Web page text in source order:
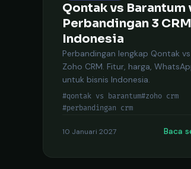
Qontak vs Barantum
Perbandingan 3
Indonesia
Perbandingan lengkap Qontak
Zoho CRM. Fitur, harga,
untuk bisnis Indonesia.
#qontak vs barantum#zoho crm
#perbandingan crm
10 Januari 2027 Baca